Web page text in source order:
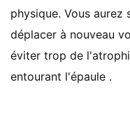
physique. Vous aurez
déplacer à nouveau
éviter trop de
entourant l'épaule .